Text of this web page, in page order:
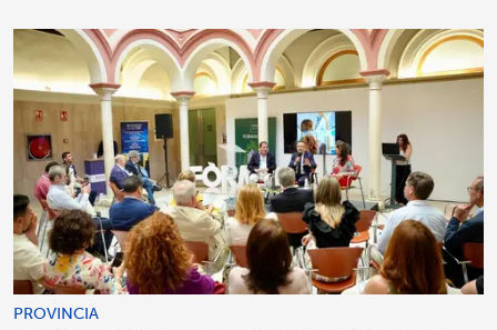
PROVINCIA